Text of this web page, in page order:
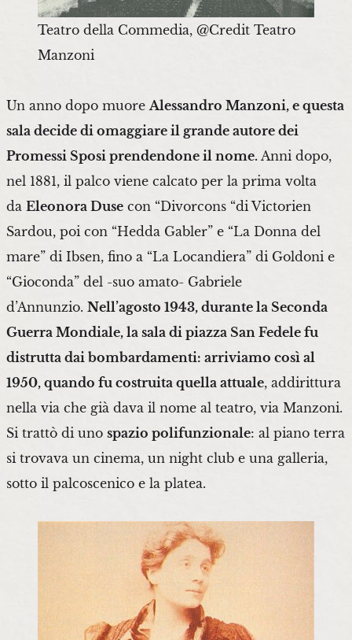
Teatro della Commedia, @Credit Teatro
Manzoni
Un anno dopo muoreAlessandro Manzoni, e questa
sala decide di omaggiare il grande autore dei
Promessi Sposi prendendone il nome. Anni dopo,
nel 1881, il palco viene calcato per la prima volta
da Eleonora Duse con “Divorcons “di Victorien
Sardou, poi con “Hedda Gabler” e “La Donna del
mare” di Ibsen, fino a “La Locandiera” di Goldoni e
“Gioconda” del -suo amato- Gabriele
d’Annunzio. Nell’agosto 1943, durante la Seconda
Guerra Mondiale, la sala di piazza San Fedele fu
distrutta dai bombardamenti: arriviamo così al
1950, quando fu costruita quella attuale, addirittura
nella via che già dava il nome al teatro, via Manzoni.
Si trattò di uno spazio polifunzionale: al piano terra
si trovava un cinema, un night club e una galleria,
sotto il palcoscenico e la platea.